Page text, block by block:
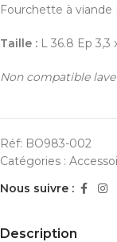
Fourchette à viande
Taille : L 36.8 Ep 3,3
Non compatible
Réf: BO983-002
Catégories :
Nous suivre :
Description